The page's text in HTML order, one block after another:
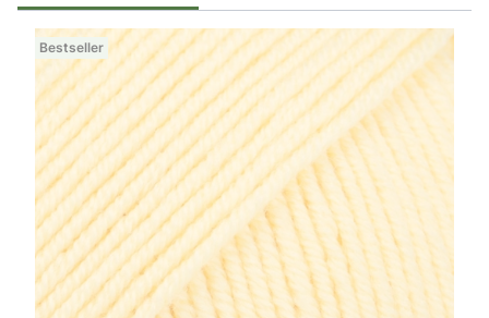
Bestseller